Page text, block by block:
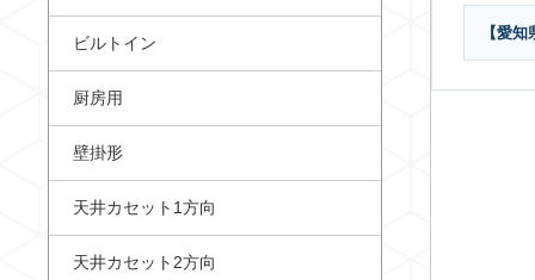
【愛
ビルトイン
厨房用
壁掛形
天井カセット1方向
天井カセット2方向